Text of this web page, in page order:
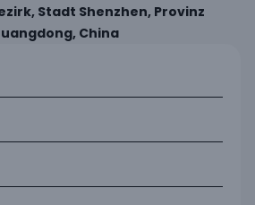
Stadt Shenzhen, Provinz
China